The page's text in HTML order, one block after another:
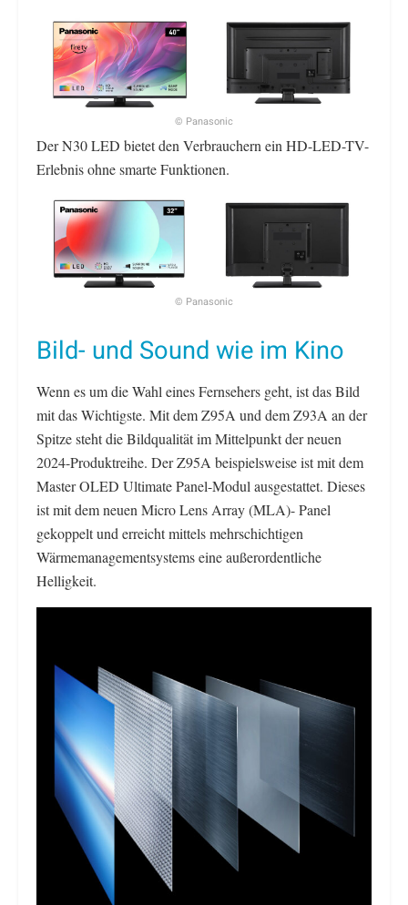
© Panasonic
Der N30 LED bietet den Verbrauchern ein HD-LED-TV-
Erlebnis ohne smarte Funktionen.
© Panasonic
Bild- und Sound wie im Kino
Wenn es um die Wahl eines Fernsehers geht, ist das Bild
mit das Wichtigste. Mit dem Z95A und dem Z93A an der
Spitze steht die Bildqualität im Mittelpunkt der neuen
2024-Produktreihe. Der Z95A beispielsweise ist mit dem
Master OLED Ultimate Panel-Modul ausgestattet. Dieses
ist mit dem neuen Micro Lens Array (MLA)- Panel
gekoppelt und erreicht mittels mehrschichtigen
Wärmemanagementsystems eine außerordentliche
Helligkeit.